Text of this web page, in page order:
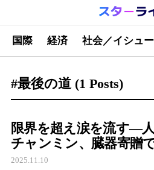
国際 経済 社会／イシュー
#最後の道 (1 Posts)
限界を超え涙を流す―
チャンミン、臓器寄贈
波紋
2025.11.10